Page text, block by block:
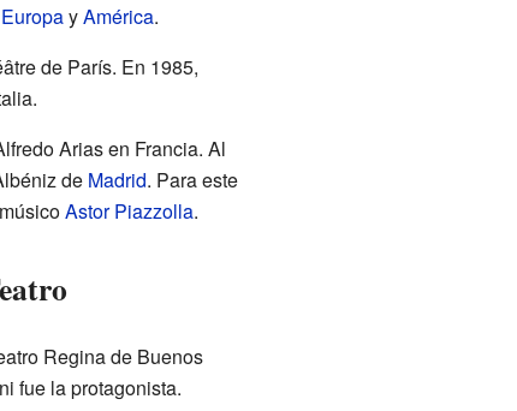
EuropayAmérica.
de París. En 1985,
Arias en Francia. Al
de Madrid. Para este
Astor Piazzolla.
Regina de Buenos
fue la protagonista.